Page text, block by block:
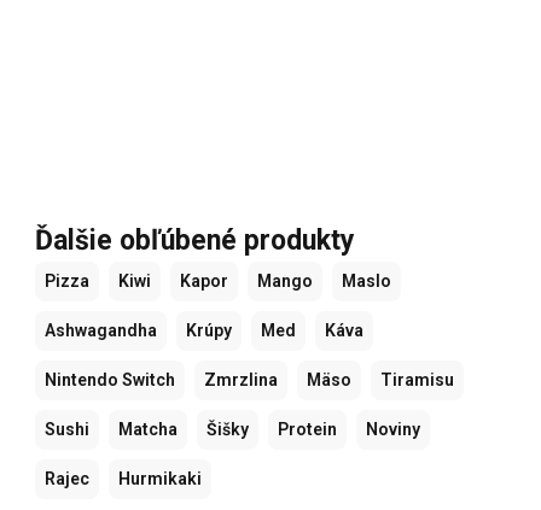
Ďalšie obľúbené produkty
Pizza Kiwi Kapor Mango Maslo
Ashwagandha Krúpy Med Káva
Nintendo Switch Zmrzlina Mäso Tiramisu
Sushi Matcha Šišky Protein Noviny
Rajec Hurmikaki